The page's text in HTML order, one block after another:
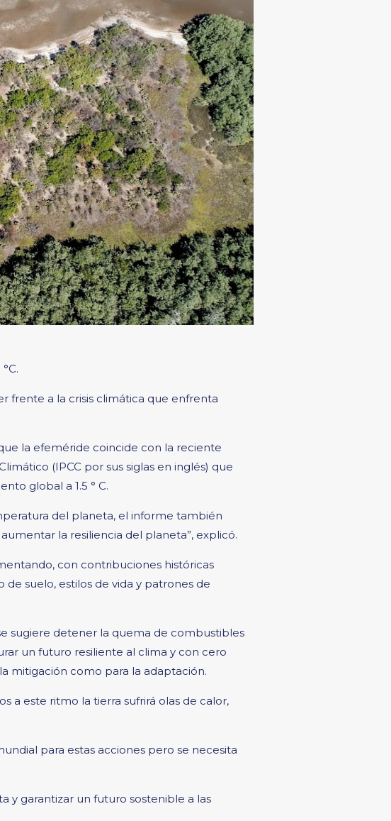
frente a la crisis climática que enfrenta
la efeméride coincide con la reciente
(IPCC por sus siglas en inglés) que
global a 1.5 ° C.
del planeta, el informe también
la resiliencia del planeta”, explicó.
con contribuciones históricas
suelo, estilos de vida y patrones de
sugiere detener la quema de combustibles
un futuro resiliente al clima y con cero
mitigación como para la adaptación.
a este ritmo la tierra sufrirá olas de calor,
para estas acciones pero se necesita
y garantizar un futuro sostenible a las